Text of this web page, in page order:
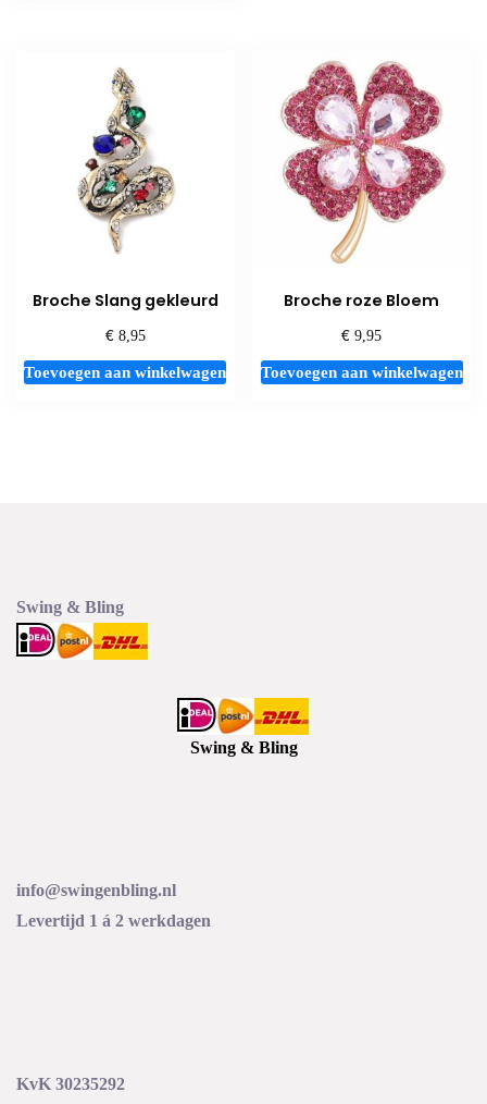
Broche Slang gekleurd
€8,95
Toevoegen aan winkelwagen
Broche roze Bloem
€ 9,95
Toevoegen aan winkelwagen
Swing & Bling
Swing & Bling
info@swingenbling.nl
Levertijd 1 á 2 werkdagen
KvK 30235292